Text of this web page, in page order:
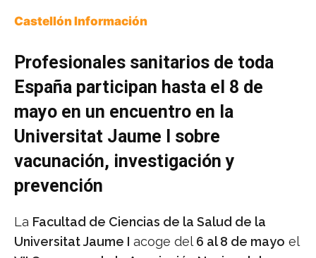
Castellón Información
Profesionales sanitarios de toda
España participan hasta el 8 de
mayo en un encuentro en la
Universitat Jaume I sobre
vacunación, investigación y
prevención
La Facultad de Ciencias de la Salud de la
Universitat Jaume I acoge del 6 al 8 de mayo el